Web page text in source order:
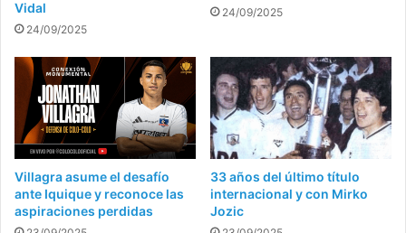
Vidal
24/09/2025
24/09/2025
Villagra asume el desafío
ante Iquique y reconoce las
aspiraciones perdidas
33 años del último título
internacional y con Mirko
Jozic